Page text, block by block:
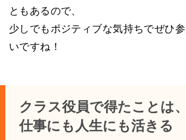
ともあるので、
少しでもポジティブな気持ちでぜひ
いですね！
クラス役員で得たことは
仕事にも人生にも活きる